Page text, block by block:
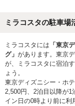
ミラコスタの駐車場
ミラコスタには 「東京
グ」 があります。東京
が、ミラコスタに宿泊
ょう。
東京ディズニシー・ホ
2,500円、2泊目以降が1
イン日の0時より前に利